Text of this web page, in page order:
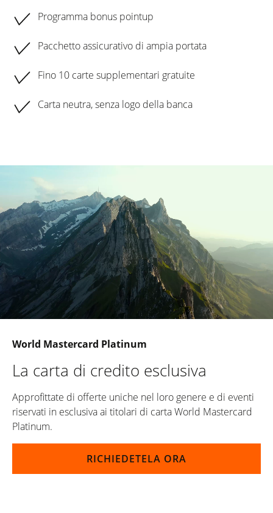
Programma bonus pointup
Pacchetto assicurativo di ampia portata
Fino 10 carte supplementari gratuite
Carta neutra, senza logo della banca
World Mastercard Platinum
La carta di credito esclusiva
Approfittate di offerte uniche nel loro genere e di eventi
riservati in esclusiva ai titolari di carta World Mastercard
Platinum.
RICHIEDETELA ORA